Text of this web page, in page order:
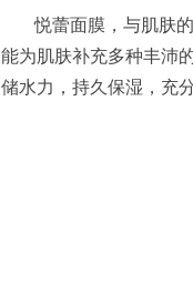
悦蕾面膜，与肌肤
能为肌肤补充多种丰沛
储水力，持久保湿，充